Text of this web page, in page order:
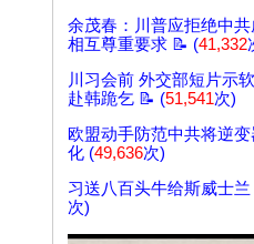
余茂春：川普应拒绝中共
相互尊重要求 📝 (41,332
川习会前 外交部短片示
赴韩跪乞 📝 (51,541次)
欧盟动手防范中共将逆变
化 (49,636次)
习送八百头牛给斯威士兰
次)